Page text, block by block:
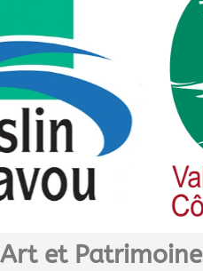
Art et Patrimoine